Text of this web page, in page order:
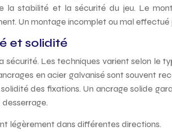
la stabilité et la sécurité du jeu. Le
Un montage incomplet ou mal
et solidité
sécurité. Les techniques varient selon
en acier galvanisé sont souvent
des fixations. Un ancrage solide
légèrement dans différentes directions.